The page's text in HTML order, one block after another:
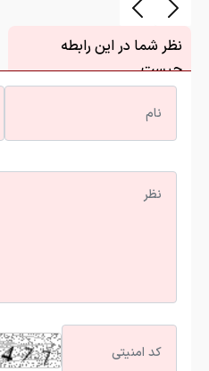
نظر شما در این رابطه
چیست